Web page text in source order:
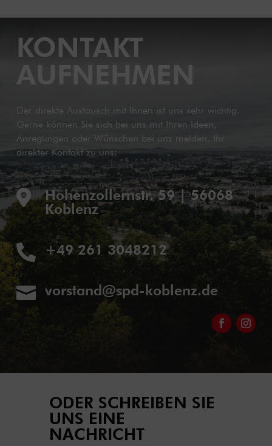
KONTAKT
AUFNEHMEN
Der direkte Austausch mit Ihnen ist uns sehr wichtig.
Gerne können Sie sich bei uns mit Ihren Ideen,
Anregungen oder Wünschen bei uns melden. Ihr
direkter Kontakt zu uns:

Hohenzollernstr. 59 | 56068
Koblenz
 +49 261 3048212
 vorstand@spd-koblenz.de
ODER SCHREIBEN SIE
UNS EINE
NACHRICHT